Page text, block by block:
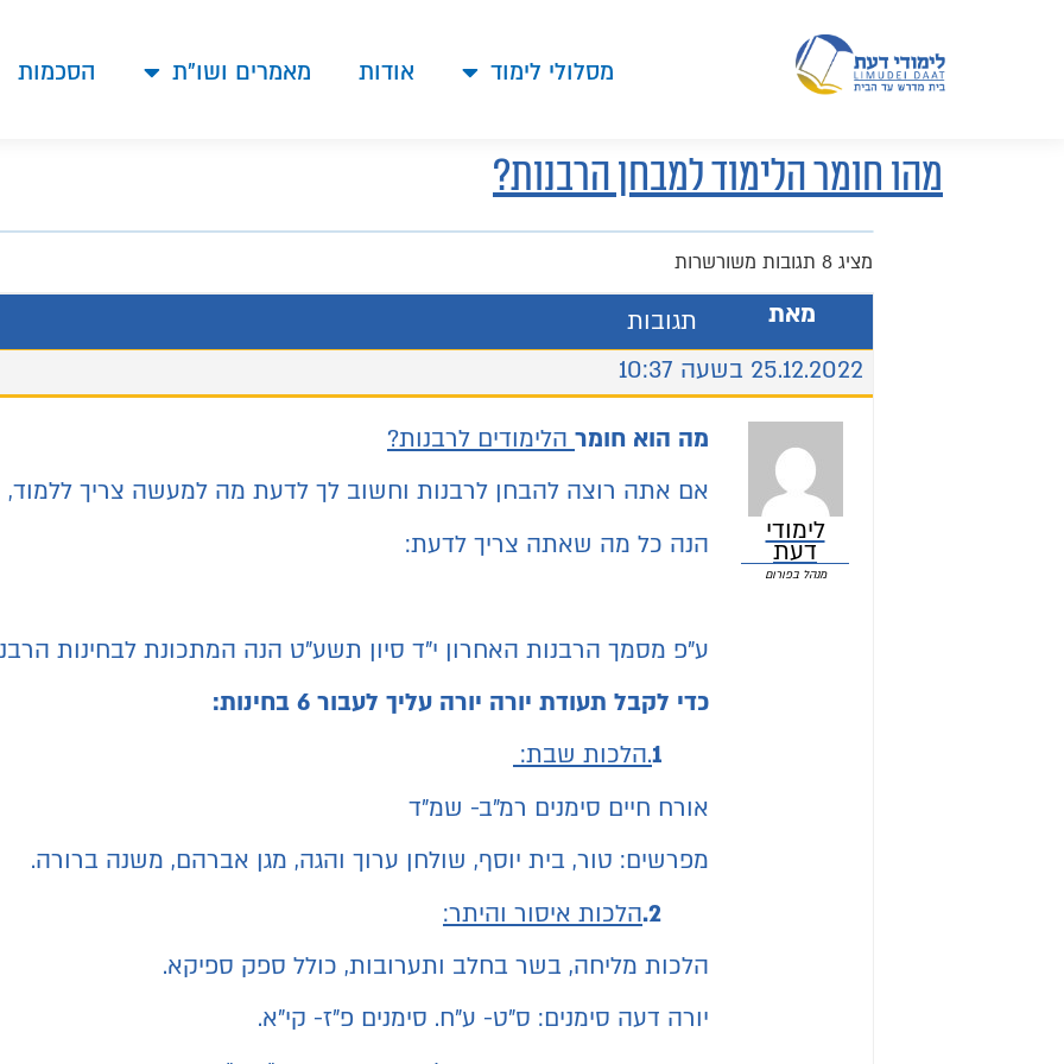
מסלולי לימוד אודות מאמרים ושו"ת הסכמות
מהו חומר הלימוד למבחן הרבנות?
מציג 8 תגובות משורשרות
מאת
תגובות
25.12.2022 בשעה 10:37
לימודי
דעת
מנהל בפורום
מה הוא חומר הלימודים לרבנות?
אם אתה רוצה להבחן לרבנות וחשוב לך לדעת מה למעשה צריך ללמוד,
הנה כל מה שאתה צריך לדעת:
ע"פ מסמך הרבנות האחרון י"ד סיון תשע"ט הנה המתכונת לבחינות
כדי לקבל תעודת יורה יורה עליך לעבור 6 בחינות:
1.הלכות שבת:
אורח חיים סימנים רמ"ב- שמ"ד
מפרשים: טור, בית יוסף, שולחן ערוך והגה, מגן אברהם, משנה ברורה.
2. הלכות איסור והיתר:
הלכות מליחה, בשר בחלב ותערובות, כולל ספק ספיקא.
יורה דעה סימנים: ס"ט- ע"ח. סימנים פ"ז- קי"א.